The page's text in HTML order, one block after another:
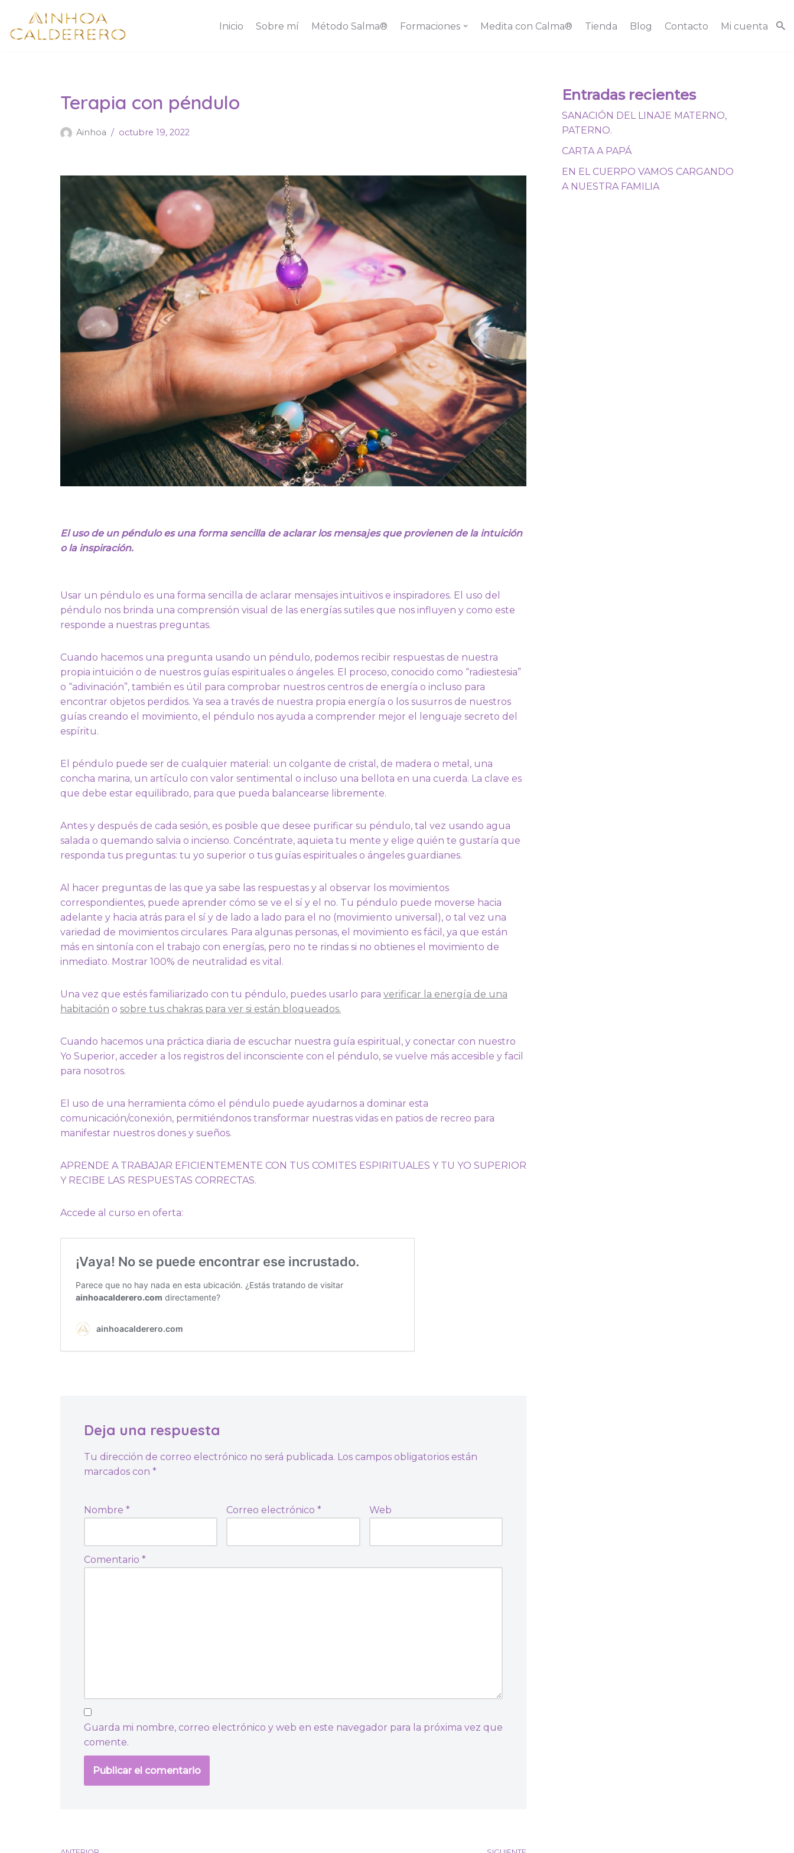
Saltar
Inicio Sobre mí Método Salma® Formaciones Medita con Calma® Tienda Blog Contacto Mi cuenta
Terapia con péndulo
Ainhoa octubre 19, 2022
El uso de un péndulo es una forma sencilla de aclarar los mensajes que provienen de la intuición
o la inspiración.
Usar un péndulo es una forma sencilla de aclarar mensajes intuitivos e inspiradores. El uso del
péndulo nos brinda una comprensión visual de las energías sutiles que nos influyen y como este
responde a nuestras preguntas.
Cuando hacemos una pregunta usando un péndulo, podemos recibir respuestas de nuestra
propia intuición o de nuestros guías espirituales o ángeles. El proceso, conocido como “radiestesia”
o “adivinación”, también es útil para comprobar nuestros centros de energía o incluso para
encontrar objetos perdidos. Ya sea a través de nuestra propia energía o los susurros de nuestros
guías creando el movimiento, el péndulo nos ayuda a comprender mejor el lenguaje secreto del
espíritu.
El péndulo puede ser de cualquier material: un colgante de cristal, de madera o metal, una
concha marina, un artículo con valor sentimental o incluso una bellota en una cuerda. La clave es
que debe estar equilibrado, para que pueda balancearse libremente.
Antes y después de cada sesión, es posible que desee purificar su péndulo, tal vez usando agua
salada o quemando salvia o incienso. Concéntrate, aquieta tu mente y elige quién te gustaría que
responda tus preguntas: tu yo superior o tus guías espirituales o ángeles guardianes.
Al hacer preguntas de las que ya sabe las respuestas y al observar los movimientos
correspondientes, puede aprender cómo se ve el sí y el no. Tu péndulo puede moverse hacia
adelante y hacia atrás para el sí y de lado a lado para el no (movimiento universal), o tal vez una
variedad de movimientos circulares. Para algunas personas, el movimiento es fácil, ya que están
más en sintonía con el trabajo con energías, pero no te rindas si no obtienes el movimiento de
inmediato. Mostrar 100% de neutralidad es vital.
Una vez que estés familiarizado con tu péndulo, puedes usarlo para verificar la energía de una
habitación o sobre tus chakras para ver si están bloqueados.
Cuando hacemos una práctica diaria de escuchar nuestra guía espiritual, y conectar con nuestro
Yo Superior, acceder a los registros del inconsciente con el péndulo, se vuelve más accesible y facil
para nosotros.
El uso de una herramienta cómo el péndulo puede ayudarnos a dominar esta
comunicación/conexión, permitiéndonos transformar nuestras vidas en patios de recreo para
manifestar nuestros dones y sueños.
APRENDE A TRABAJAR EFICIENTEMENTE CON TUS COMITES ESPIRITUALES Y TU YO SUPERIOR
Y RECIBE LAS RESPUESTAS CORRECTAS.
Accede al curso en oferta:
Deja una respuesta
Tu dirección de correo electrónico no será publicada. Los campos obligatorios están
marcados con *
Nombre * Correo electrónico* Web
Comentario *
Guarda mi nombre, correo electrónico y web en este navegador para la próxima vez que
comente.
Entradas recientes
SANACIÓN DEL LINAJE MATERNO,
PATERNO.
CARTA A PAPÁ
EN EL CUERPO VAMOS CARGANDO
A NUESTRA FAMILIA